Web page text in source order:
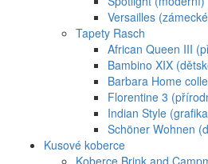
Versailles
Tapety Rasch
African Queen III
Bambino XIX
Barbara Home
Florentine 3
Indian Style
Schöner Wohnen
Kusové koberce